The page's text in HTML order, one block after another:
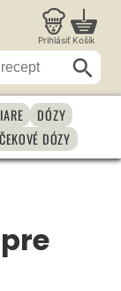
Prihlásiť Košík
DÓZY
DÓZY